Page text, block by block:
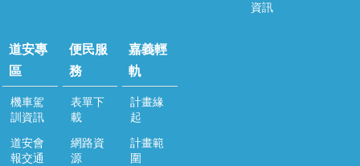
資訊
道安專
區
機車駕
訓資訊
道安會
報交通
便民服
務
表單下
載
網路資
源
嘉義輕
軌
計畫緣
起
計畫範
圍